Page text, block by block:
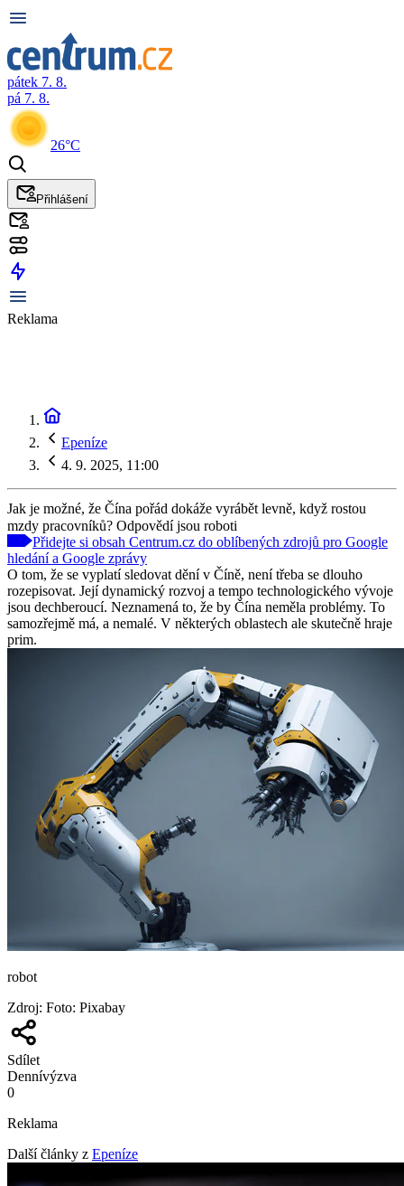
pátek 7. 8.
pá 7. 8.
26°C
Přihlášení
Reklama
Epeníze
4. 9. 2025, 11:00
Jak je možné, že Čína pořád dokáže vyrábět levně, když rostou
mzdy pracovníků? Odpovědí jsou roboti
Přidejte si obsah Centrum.cz do oblíbených zdrojů pro Google
hledání a Google zprávy
O tom, že se vyplatí sledovat dění v Číně, není třeba se dlouho
rozepisovat. Její dynamický rozvoj a tempo technologického vývoje
jsou dechberoucí. Neznamená to, že by Čína neměla problémy. To
samozřejmě má, a nemalé. V některých oblastech ale skutečně hraje
prim.
robot
Zdroj: Foto: Pixabay
Sdílet
Dennívýzva
0
Reklama
Další články z Epeníze